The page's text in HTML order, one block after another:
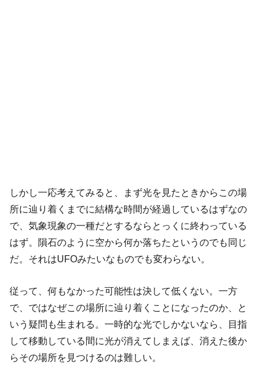
しかし一応考えてみると、まず光を見たときからこの場
所に辿り着くまでに結構な時間が経過しているはずなの
で、気象現象の一種だとするならとっくに終わっている
はず。隕石のように空から何か落ちたというのでも同じ
だ。それはUFOみたいなものでも変わらない。
従って、何もなかった可能性は決して低くない。一方
で、ではなぜこの場所に辿り着くことになったのか、と
いう疑問も生まれる。一時的な光でしかないなら、目指
して移動している間に光が消えてしまえば、消えた後か
らその場所を見つけるのは難しい。